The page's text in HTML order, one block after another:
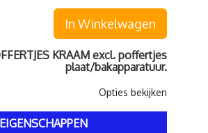
In Winkelwagen
KRAAM excl. poffertjes
plaat/bakapparatuur.
Opties bekijken